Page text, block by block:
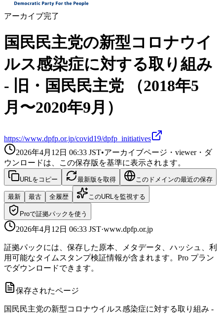
アーカイブ完了
国民民主党の新型コロナウイ
ルス感染症に対する取り組み
- 旧・国民民主党 （2018年5
月〜2020年9月）
https://www.dpfp.or.jp/covid19/dpfp_initiatives
2026年4月12日 06:33 JST•アーカイブページ・viewer・ダ
ウンロードは、この保存版を基準に表示されます。
URLをコピー 最新版を取得 このドメインの最近の保存
最新 最古 全履歴 このURLを監視する
Proで証拠パックを使う
2026年4月12日 06:33 JST·www.dpfp.or.jp
証拠パックには、保存した原本、メタデータ、ハッシュ、利
用可能なタイムスタンプ検証情報が含まれます。Pro プラン
でダウンロードできます。
保存されたページ
国民民主党の新型コロナウイルス感染症に対する取り組み -